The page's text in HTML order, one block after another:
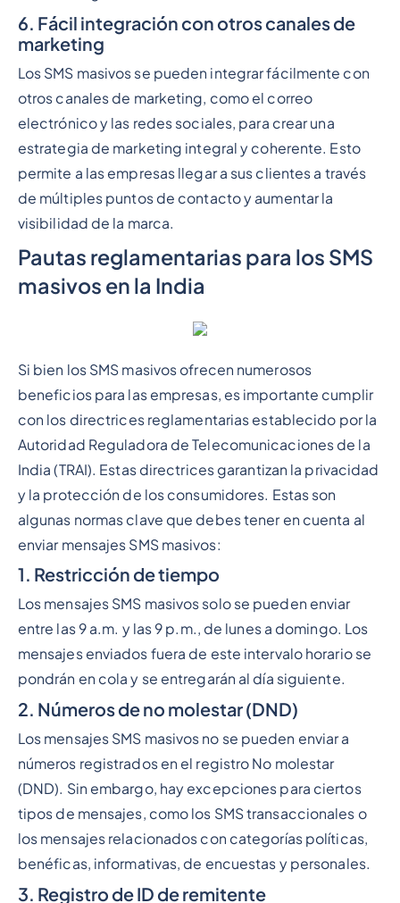
6. Fácil integración con otros canales de
marketing
Los SMS masivos se pueden integrar fácilmente con
otros canales de marketing, como el correo
electrónico y las redes sociales, para crear una
estrategia de marketing integral y coherente. Esto
permite a las empresas llegar a sus clientes a través
de múltiples puntos de contacto y aumentar la
visibilidad de la marca.
Pautas reglamentarias para los SMS
masivos en la India
Si bien los SMS masivos ofrecen numerosos
beneficios para las empresas, es importante cumplir
con los directrices reglamentarias establecido por la
Autoridad Reguladora de Telecomunicaciones de la
India (TRAI). Estas directrices garantizan la privacidad
y la protección de los consumidores. Estas son
algunas normas clave que debes tener en cuenta al
enviar mensajes SMS masivos:
1. Restricción de tiempo
Los mensajes SMS masivos solo se pueden enviar
entre las 9 a.m. y las 9 p.m., de lunes a domingo. Los
mensajes enviados fuera de este intervalo horario se
pondrán en cola y se entregarán al día siguiente.
2. Números de no molestar (DND)
Los mensajes SMS masivos no se pueden enviar a
números registrados en el registro No molestar
(DND). Sin embargo, hay excepciones para ciertos
tipos de mensajes, como los SMS transaccionales o
los mensajes relacionados con categorías políticas,
benéficas, informativas, de encuestas y personales.
3. Registro de ID de remitente